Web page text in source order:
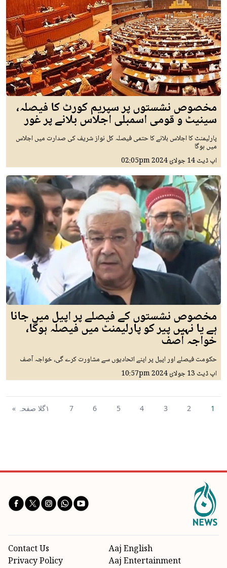
مخصوص نشستوں پر سپریم کورٹ کا فیصلہ،
سینیٹ و قومی اسمبلی اجلاس بلانے پر غور
پارلیمنٹ کا اجلاس بلانے کا حتمی فیصلہ کل نواز شریف کی صدارت میں اجلاس
میں ہوگا
اپ ڈیٹ14 جولائ 2024 02:05pm
مخصوص نشستوں کے فیصلے پر اپیل میں جانا
ہے یا نہیں پیر کو پارلیمنٹ میں فیصلہ ہوگا،
خواجہ آصف
حکومت فیصلے اور اپیل پر اپنے اتحادیوں سے مشاورت کرے گی، خواجہ آصف
اپ ڈیٹ 13 جولائ 2024 10:57pm
1
2
3
4
5
6
7 ١گلا صفحہ »
Aaj English
Aaj Entertainment
Contact Us
Privacy Policy